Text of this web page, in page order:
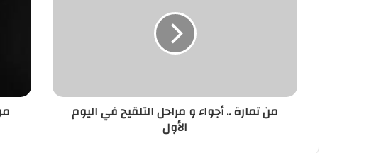
اليوم
من تمارة .. أجواء و مراحل التلقيح في اليوم
الأول